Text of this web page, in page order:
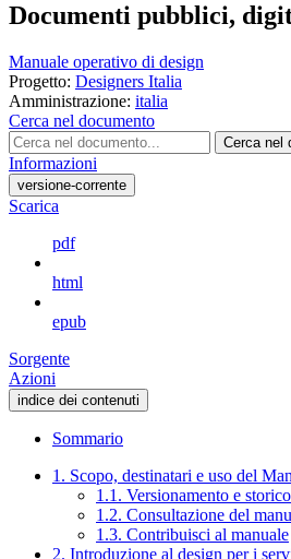
Documenti pubblici,
Manuale operativo di design
Progetto: Designers Italia
Amministrazione: italia
Cerca nel documento
Cerca nel
Informazioni
versione-corrente
Scarica
pdf
html
epub
Sorgente
Azioni
indice dei contenuti
Sommario
1. Scopo, destinatari e uso del
1.1. Versionamento e storico
1.2. Consultazione del
1.3. Contribuisci al manuale
2. Introduzione al design per i